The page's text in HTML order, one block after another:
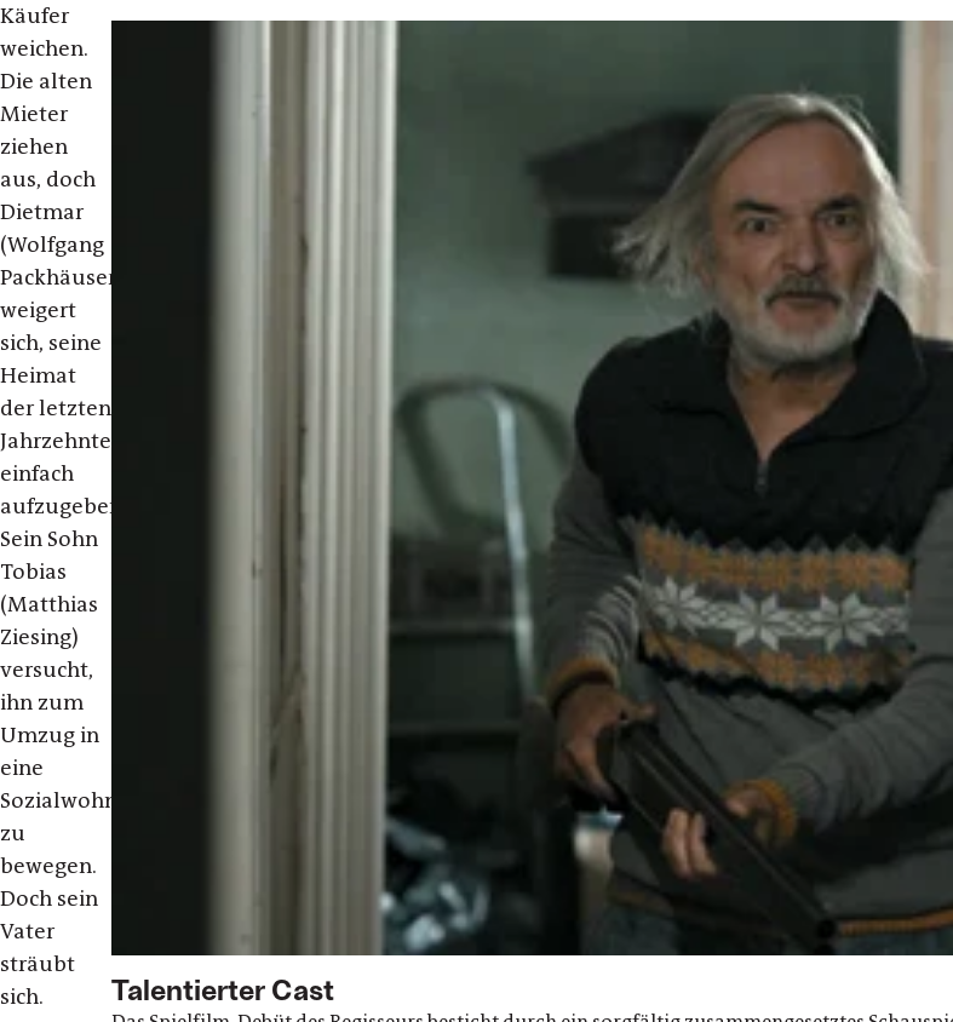
Käufer
weichen.
Die alten
Mieter
ziehen
aus, doch
Dietmar
(Wolfgang
Packhäuser)
weigert
sich, seine
Heimat
der letzten
Jahrzehnte
einfach
aufzugeben.
Sein Sohn
Tobias
(Matthias
Ziesing)
versucht,
ihn zum
Umzug in
eine
Sozialwohnung
zu
bewegen.
Doch sein
Vater
sträubt
sich.
Talentierter Cast